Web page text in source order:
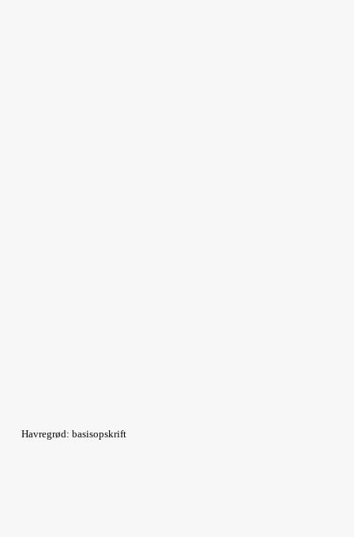
Havregrød: basisopskrift